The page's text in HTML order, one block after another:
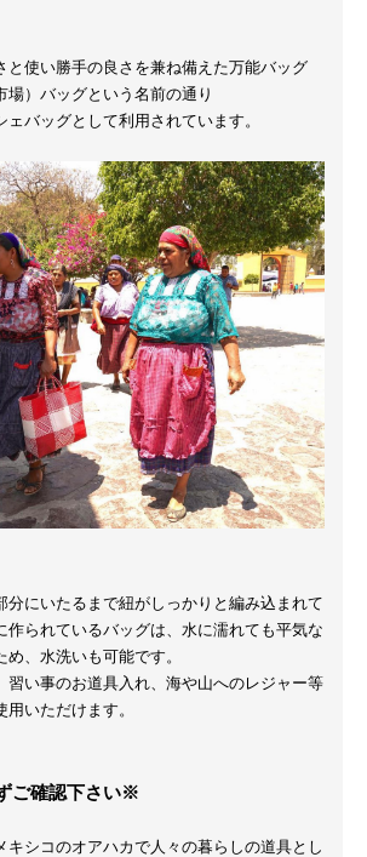
と使い勝手の良さを兼ね備えた万能バッグ
場）バッグという名前の通り
ェバッグとして利用されています。
分にいたるまで紐がしっかりと編み込まれて
作られているバッグは、水に濡れても平気な
、水洗いも可能です。
習い事のお道具入れ、海や山へのレジャー等
いただけます。
ご確認下さい※
キシコのオアハカで人々の暮らしの道具とし